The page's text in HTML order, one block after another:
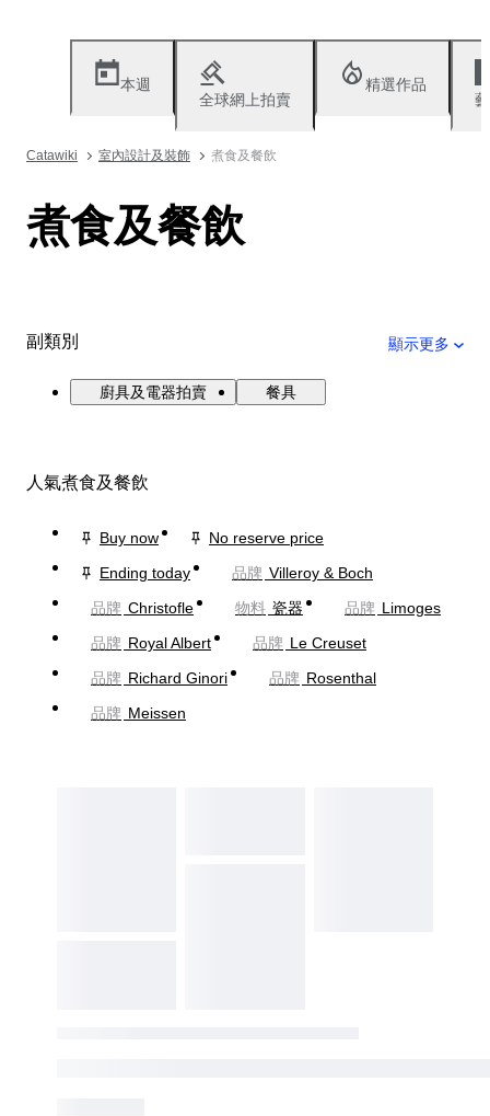
本週
全球網上拍賣
精選作品
Catawiki 室內設計及裝飾 煮食及餐飲
煮食及餐飲
副類別 顯示更多
廚具及電器拍賣 餐具
人氣煮食及餐飲
Buy now
No reserve price
Ending today
品牌 Villeroy & Boch
品牌 Christofle 物料 瓷器 品牌 Limoges
品牌 Royal Albert 品牌 Le Creuset
品牌 Richard Ginori 品牌 Rosenthal
品牌 Meissen